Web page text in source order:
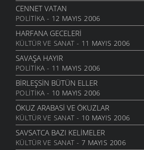
CENNET VATAN
POLITIKA- 12 MAYIS 2006
HARFANA GECELERI
KÜLTÜR VE SANAT- 11 MAYIS 2006
SAVAŞA HAYIR
POLITIKA- 11 MAYIS 2006
BIRLEŞSIN BÜTÜN ELLER
POLITIKA- 10 MAYIS 2006
ÖKUZ ARABASI VE ÖKUZLAR
KÜLTÜR VE SANAT- 10 MAYIS 2006
SAVSATCA BAZI KELIMELER
KÜLTÜR VE SANAT- 7 MAYIS 2006